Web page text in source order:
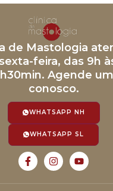
de Mastologia
feira, das 9h
Agende
conosco.
WHATSAPP NH
WHATSAPP SL